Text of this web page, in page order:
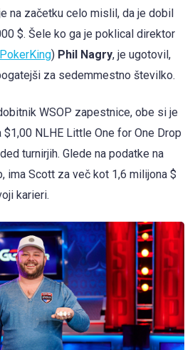
na začetku celo mislil, da je dobil
$. Šele ko ga je poklical direktor
PokerKing) Phil Nagry, je ugotovil,
za sedemmestno številko.
WSOP zapestnice, obe si je
NLHE Little One for One Drop
turnirjih. Glede na podatke na
ima Scott za več kot 1,6 milijona $
karieri.